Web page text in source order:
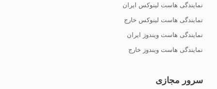
نمایندگی هاست لینوکس ایران
نمایندگی هاست لینوکس خارج
نمایندگی هاست ویندوز ایران
نمایندگی هاست ویندوز خارج
سرور مجازی